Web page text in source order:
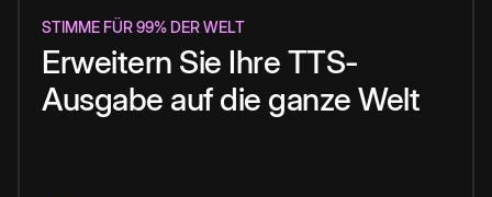
STIMME FÜR 99% DER WELT
Erweitern Sie Ihre TTS-
Ausgabe auf die ganze Welt